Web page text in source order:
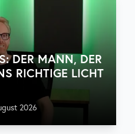
DER MANN, DER
RICHTIGE LICHT
2026